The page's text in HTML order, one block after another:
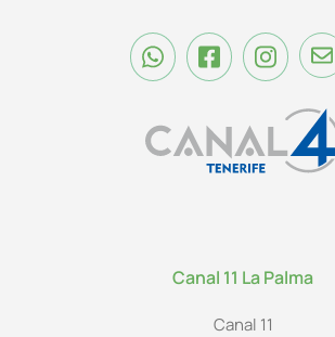
Canal 11 La Palma
Canal 11